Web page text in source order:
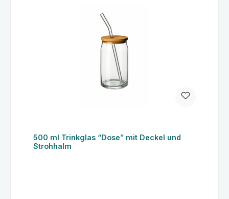
500 ml Trinkglas “Dose” mit Deckel und
Strohhalm